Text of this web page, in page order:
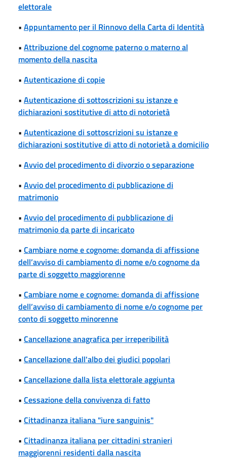
elettorale
• Appuntamento per il Rinnovo della Carta di Identità
• Attribuzione del cognome paterno o materno al
momento della nascita
• Autenticazione di copie
• Autenticazione di sottoscrizioni su istanze e
dichiarazioni sostitutive di atto di notorietà
• Autenticazione di sottoscrizioni su istanze e
dichiarazioni sostitutive di atto di notorietà a domicilio
• Avvio del procedimento di divorzio o separazione
• Avvio del procedimento di pubblicazione di
matrimonio
• Avvio del procedimento di pubblicazione di
matrimonio da parte di incaricato
• Cambiare nome e cognome: domanda di affissione
dell’avviso di cambiamento di nome e/o cognome da
parte di soggetto maggiorenne
• Cambiare nome e cognome: domanda di affissione
dell’avviso di cambiamento di nome e/o cognome per
conto di soggetto minorenne
• Cancellazione anagrafica per irreperibilità
• Cancellazione dall'albo dei giudici popolari
• Cancellazione dalla lista elettorale aggiunta
• Cessazione della convivenza di fatto
• Cittadinanza italiana "iure sanguinis"
• Cittadinanza italiana per cittadini stranieri
maggiorenni residenti dalla nascita